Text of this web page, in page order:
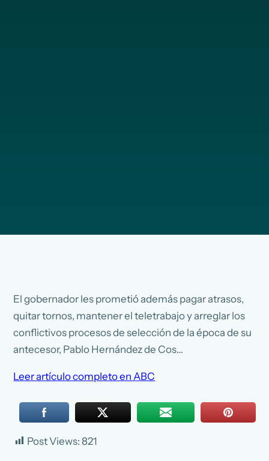
El gobernador les prometió además pagar atrasos,
quitar tornos, mantener el teletrabajo y arreglar los
conflictivos procesos de selección de la época de su
antecesor, Pablo Hernández de Cos…
Leer artículo completo en ABC
Post Views: 821